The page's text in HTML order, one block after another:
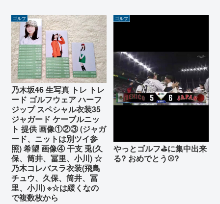
ゴルフ
乃木坂46 生写真 トレ トレ
ード ゴルフウェア ハーフ
ジップ スペシャル衣装35
ジャガード ケーブルニッ
ト 提供 画像①②③ (ジャガ
ード、ニットは別ツイ参
照) 希望 画像④ 干支 兎(久
保、筒井、冨里、小川) ☆
乃木コレバスラ衣装(飛鳥
チュウ、久保、筒井、冨
里、小川) ※☆は緩くなの
で複数枚から
ゴルフ
やっとゴルフ⛳️に集中出来
る? おめでとう⚾️?